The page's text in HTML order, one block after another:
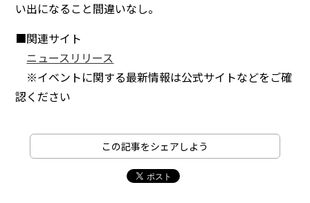
い出になること間違いなし。
■関連サイト
ニュースリリース
※イベントに関する最新情報は公式サイトなどをご確
認ください
この記事をシェアしよう